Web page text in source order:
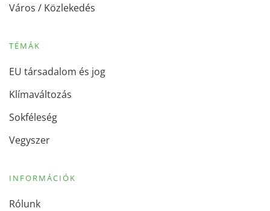
Város / Közlekedés
TÉMÁK
EU társadalom és jog
Klímaváltozás
Sokféleség
Vegyszer
INFORMÁCIÓK
Rólunk